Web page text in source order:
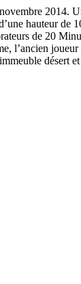
2014.
hauteur de
de 20
l’ancien
désert